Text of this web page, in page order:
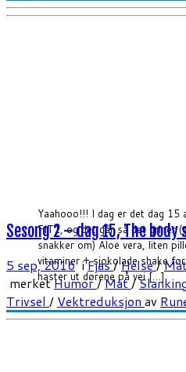
Yaahooo!!! I dag er det dag 15
FIT1, og det går så det griner
snakker om) Aloe vera, liten
vitaminer + sjokolade shake
haster ut dørene på vei […]
Sesong 2 – dag 15, The
5 sep, 2016iFjas/Helse/
merketHumor/Mat/
Trivsel / Vektreduksjon av